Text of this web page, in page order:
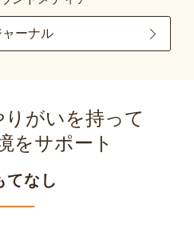
ーナル
がいを持って
をサポート
てなし